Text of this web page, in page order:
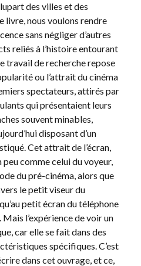
des villes et des
livre, nous voulons rendre
sans négliger d’autres
reliés à l’histoire entourant
travail de recherche repose
ou l’attrait du cinéma
spectateurs, attirés par
qui présentaient leurs
souvent minables,
disposant d’un
Cet attrait de l’écran,
comme celui du voyeur,
du pré-cinéma, alors que
le petit viseur du
petit écran du téléphone
l’expérience de voir un
car elle se fait dans des
spécifiques. C’est
dans cet ouvrage, et ce,